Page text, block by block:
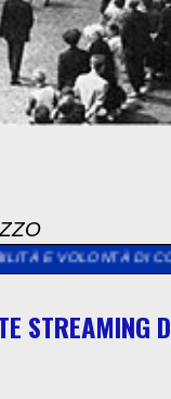
DI CONTRIBUIRE
STREAMING